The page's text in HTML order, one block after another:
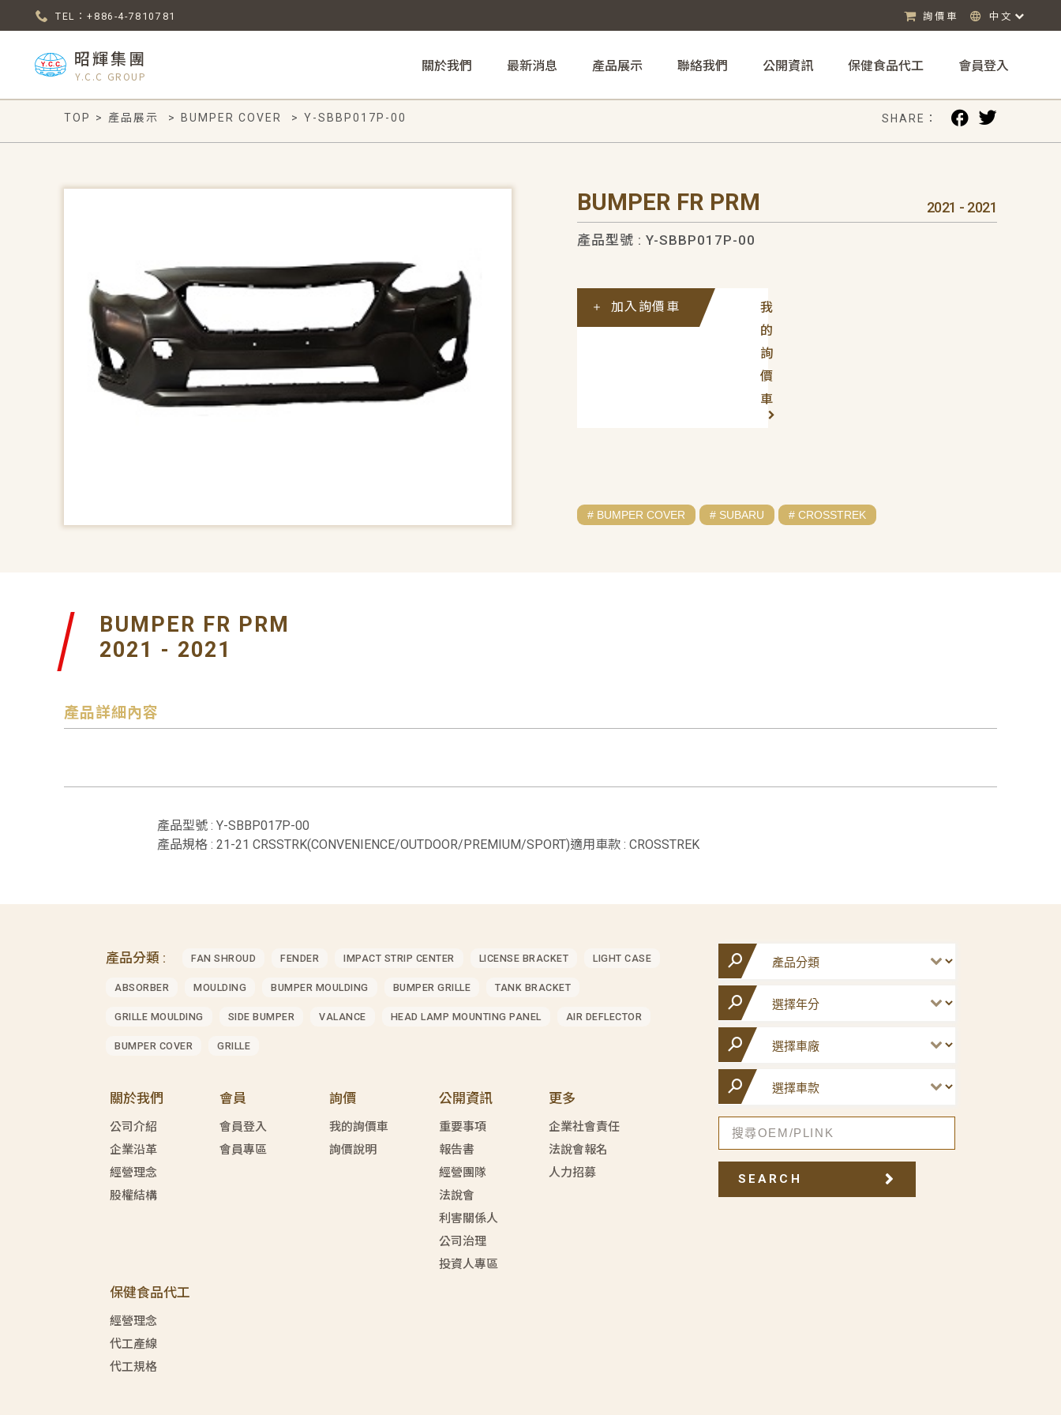
TEL：+886-4-7810781 詢價車 中文
昭輝集團
Y.C.C GROUP
關於我們 最新消息 產品展示 聯絡我們 公開資訊 保健食品代工 會員登入
TOP > 產品展示 > BUMPER COVER > Y-SBBP017P-00 SHARE：
BUMPER FR PRM 2021 - 2021
產品型號 : Y-SBBP017P-00
我
的
詢
價
車
加入詢價車
# BUMPER COVER # SUBARU # CROSSTREK
BUMPER FR PRM
2021 - 2021
產品詳細內容
產品型號 : Y-SBBP017P-00
產品規格 : 21-21 CRSSTRK(CONVENIENCE/OUTDOOR/PREMIUM/SPORT)適用車款 : CROSSTREK
產品分類 : FAN SHROUD FENDER IMPACT STRIP CENTER LICENSE BRACKET LIGHT CASE
ABSORBER MOULDING BUMPER MOULDING BUMPER GRILLE TANK BRACKET
GRILLE MOULDING SIDE BUMPER VALANCE HEAD LAMP MOUNTING PANEL AIR DEFLECTOR
BUMPER COVER GRILLE
關於我們
公司介紹
企業沿革
經營理念
股權結構
會員
會員登入
會員專區
詢價
我的詢價車
詢價說明
公開資訊
重要事項
報告書
經營團隊
法說會
利害關係人
公司治理
投資人專區
更多
企業社會責任
法說會報名
人力招募
保健食品代工
經營理念
代工產線
代工規格
SEARCH